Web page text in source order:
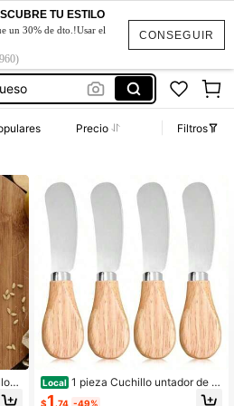
CONSEGUIR
TU ESTILO
un 30% de dto.!Usar el
Rebanadora De Jamón Y Queso
Precio
Filtros
Local 1 pieza Cuchillo untador de q
ueso y mantequilla con mango de m
$1.74 -49%